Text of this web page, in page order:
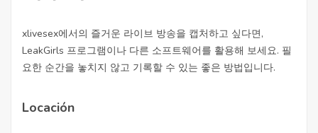
xlivesex에서의 즐거운 라이브 방송을 캡처하고 싶다면,
LeakGirls 프로그램이나 다른 소프트웨어를 활용해 보세요. 필
요한 순간을 놓치지 않고 기록할 수 있는 좋은 방법입니다.
Locación